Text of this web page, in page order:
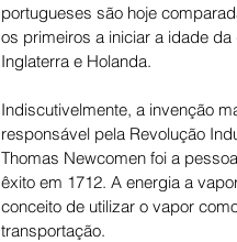
portugueses são hoje
os primeiros a iniciar a idade
Inglaterra e Holanda.
Indiscutivelmente, a invenção
responsável pela Revolução
Thomas Newcomen foi a
êxito em 1712. A energia a
conceito de utilizar o vapor
transportação.